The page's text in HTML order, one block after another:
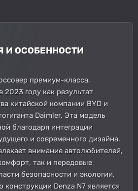
И ОСОБЕННОСТИ
премиум-класса,
году как результат
китайской компании BYD и
Daimler. Эта модель
благодаря интеграции
и современного дизайна.
внимание автолюбителей,
так и передовые
безопасности и экологии.
конструкции Denza N7 является